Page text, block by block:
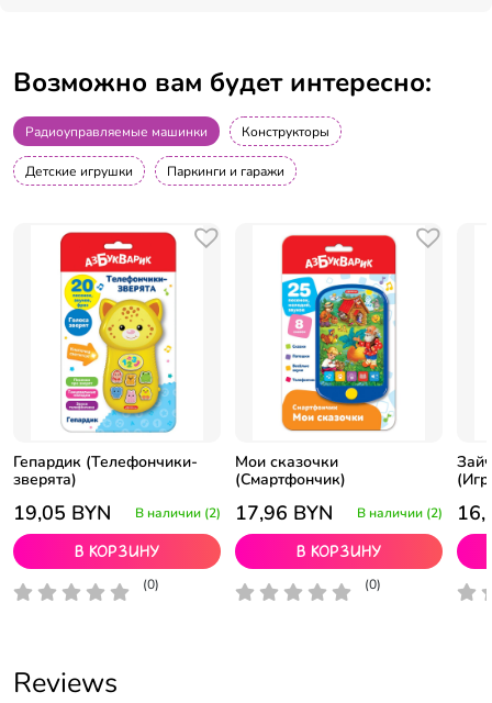
Возможно вам будет интересно:
Радиоуправляемые машинки Конструкторы
Детские игрушки Паркинги и гаражи
Гепардик (Телефончики-
зверята)
19,05 BYN В наличии (2)
В корзину
(0)
Мои сказочки
(Смартфончик)
17,96 BYN В наличии (2)
В корзину
(0)
Reviews